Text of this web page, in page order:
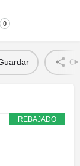
0
REBAJADO